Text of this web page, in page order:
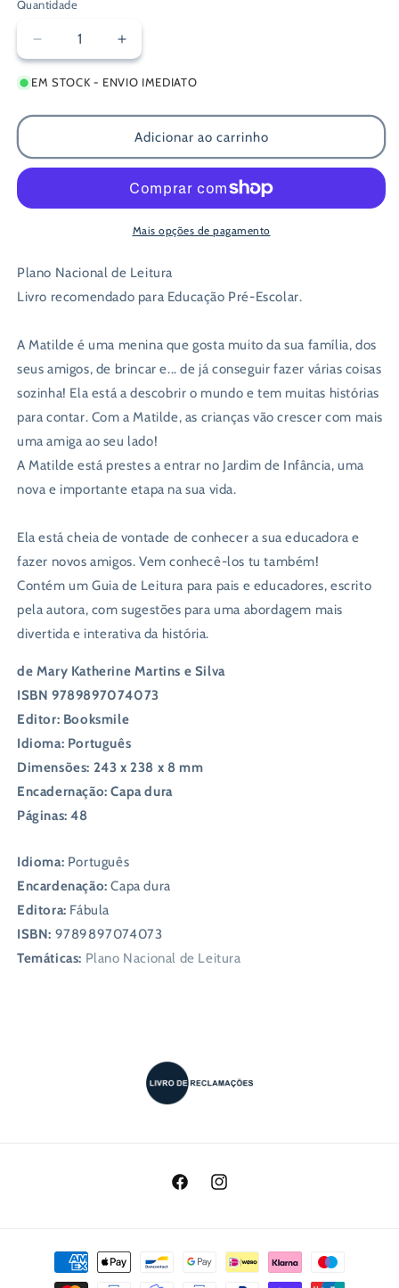
Quantidade
Diminuir
a
quantidade
Matilde
Vai
Aumentar
a
quantidade
Matilde
Vai
de
EM STOCK - ENVIO IMEDIATO
Adicionar ao carrinho
Mais opções de pagamento
Plano Nacional de Leitura
Livro recomendado para Educação Pré-Escolar.
A Matilde é uma menina que gosta muito da sua família, dos
seus amigos, de brincar e... de já conseguir fazer várias coisas
sozinha! Ela está a descobrir o mundo e tem muitas histórias
para contar. Com a Matilde, as crianças vão crescer com mais
uma amiga ao seu lado!
A Matilde está prestes a entrar no Jardim de Infância, uma
nova e importante etapa na sua vida.
Ela está cheia de vontade de conhecer a sua educadora e
fazer novos amigos. Vem conhecê-los tu também!
Contém um Guia de Leitura para pais e educadores, escrito
pela autora, com sugestões para uma abordagem mais
divertida e interativa da história.
de Mary Katherine Martins e Silva
ISBN 9789897074073
Editor: Booksmile
Idioma: Português
Dimensões: 243 x 238 x 8 mm
Encadernação: Capa dura
Páginas: 48
Idioma: Português
Encardenação:Capa dura
Editora: Fábula
ISBN: 9789897074073
Temáticas: Plano Nacional de Leitura
FacebookInstagram
Métodos